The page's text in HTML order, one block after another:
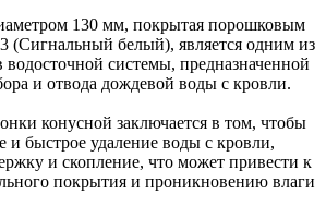
130 мм, покрытая порошковым
(Сигнальный белый), является одним из
системы, предназначенной
и отвода дождевой воды с кровли.
конусной заключается в том, чтобы
и быстрое удаление воды с кровли,
и скопление, что может привести к
покрытия и проникновению влаги